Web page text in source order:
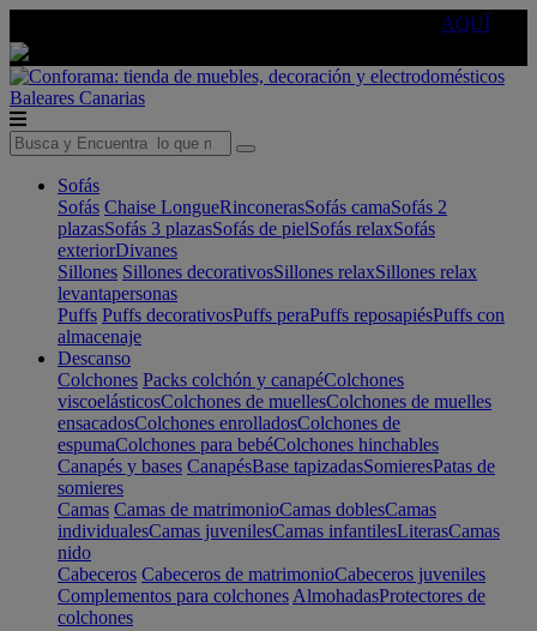
AQUÍ
Baleares Canarias
Sofás
Sofás Chaise LongueRinconerasSofás camaSofás 2
plazasSofás 3 plazasSofás de pielSofás relaxSofás
exteriorDivanes
Sillones Sillones decorativosSillones relaxSillones relax
levantapersonas
Puffs Puffs decorativosPuffs peraPuffs reposapiésPuffs con
almacenaje
Descanso
Colchones Packs colchón y canapéColchones
viscoelásticosColchones de muellesColchones de muelles
ensacadosColchones enrolladosColchones de
espumaColchones para bebéColchones hinchables
Canapés y bases CanapésBase tapizadasSomieresPatas de
somieres
Camas Camas de matrimonioCamas doblesCamas
individualesCamas juvenilesCamas infantilesLiterasCamas
nido
Cabeceros Cabeceros de matrimonioCabeceros juveniles
Complementos para colchones AlmohadasProtectores de
colchones